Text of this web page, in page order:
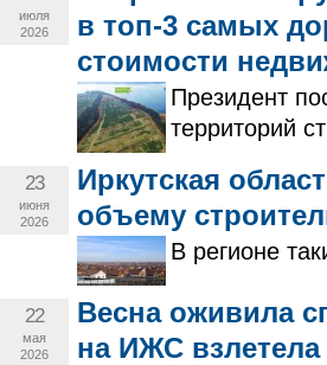
июля
2026
в топ-3 самых
стоимости
Президент
территорий
23
июня
2026
Иркутская
объему
В регионе
22
мая
2026
Весна оживила
на ИЖС взлетела